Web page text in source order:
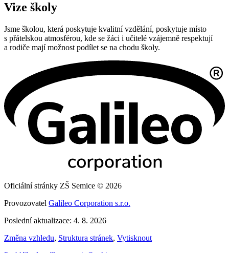
Vize školy
Jsme školou, která poskytuje kvalitní vzdělání, poskytuje místo
s přátelskou atmosférou, kde se žáci i učitelé vzájemně respektují
a rodiče mají možnost podílet se na chodu školy.
Oficiální stránky ZŠ Semice © 2026
Provozovatel Galileo Corporation s.r.o.
Poslední aktualizace: 4. 8. 2026
Změna vzhledu, Struktura stránek, Vytisknout